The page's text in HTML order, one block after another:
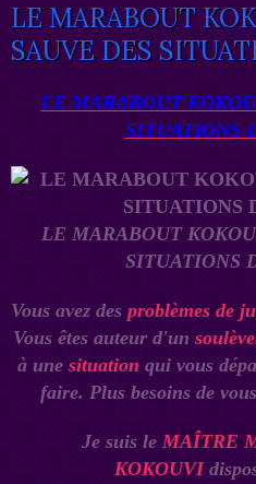
LE MARABOUT
SAUVE DES
LE MARABOUT
SITUATIONS
LE MARABOUT
SITUATIONS
Vous avez des problèmes de
Vous êtes auteur d'un
à une situation qui vous
faire. Plus besoins de vous
Je suis leMAÎTRE
KOKOUVI